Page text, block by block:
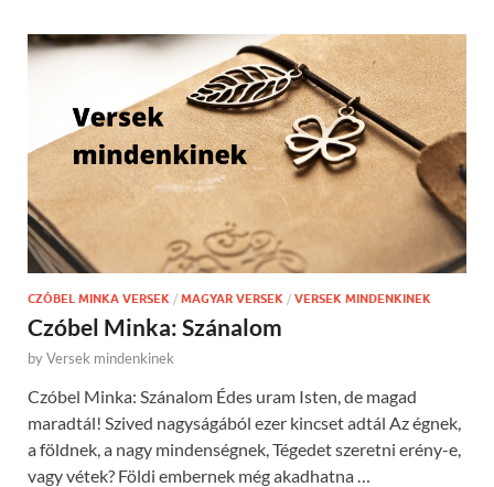
CZÓBEL MINKA VERSEK / MAGYAR VERSEK / VERSEK MINDENKINEK
Czóbel Minka: Szánalom
byVersek mindenkinek
Czóbel Minka: Szánalom Édes uram Isten, de magad
maradtál! Szived nagyságából ezer kincset adtál Az égnek,
a földnek, a nagy mindenségnek, Tégedet szeretni erény-e,
vagy vétek? Földi embernek még akadhatna …